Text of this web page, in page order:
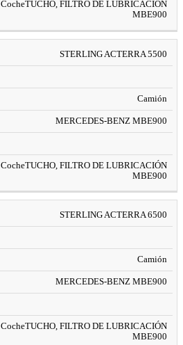
CocheTUCHO, FILTRO DE LUBRICACIÓN
MBE900
STERLING ACTERRA 5500
Camión
MERCEDES-BENZ MBE900
CocheTUCHO, FILTRO DE LUBRICACIÓN
MBE900
STERLING ACTERRA 6500
Camión
MERCEDES-BENZ MBE900
CocheTUCHO, FILTRO DE LUBRICACIÓN
MBE900